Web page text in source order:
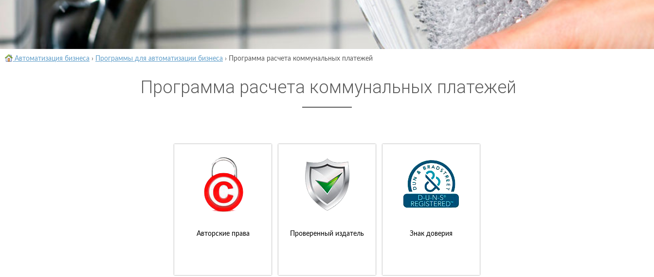
Автоматизация бизнеса › Программы для автоматизации бизнеса › Программа расчета коммунальных платежей
Программа расчета коммунальных платежей
Авторские права Проверенный издатель Знак доверия